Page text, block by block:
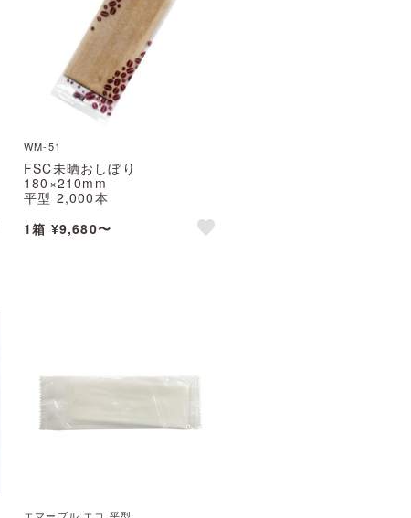
WM-51
FSC未晒おしぼり
180×210mm
平型 2,000本
※北海道・沖縄・離島 送料別途
1箱 ¥9,680〜